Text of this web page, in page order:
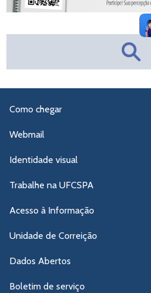
Como chegar
Webmail
Identidade visual
Trabalhe na UFCSPA
Acesso à Informação
Unidade de Correição
Dados Abertos
Boletim de serviço